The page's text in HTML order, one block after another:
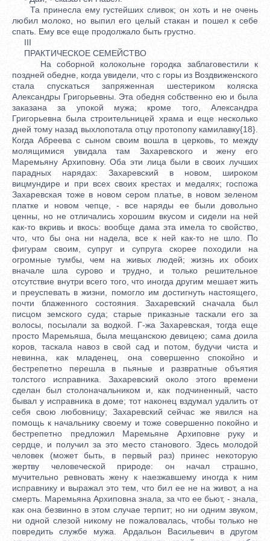
Та принесла ему густейших сливок; он хоть и не очень
любил молоко, но выпил его целый стакан и пошел к себе
спать. Ему все еще продолжало быть грустно.
III
ПРАКТИЧЕСКОЕ СЕМЕЙСТВО
На соборной колокольне городка заблаговестили к
поздней обедне, когда увидели, что с горы из Воздвиженского
стала спускаться запряженная шестериком коляска
Александры Григорьевны. Эта обедня собственно ею и была
заказана за упокой мужа; кроме того, Александра
Григорьевна была строительницей храма и еще несколько
дней тому назад выхлопотала отцу протопопу камилавку{18}.
Когда Абреева с сыном своим вошла в церковь, то между
молящимися увидала там Захаревского и жену его
Маремьяну Архиповну. Оба эти лица были в своих лучших
парадных нарядах: Захаревский в новом, широком
вицмундире и при всех своих крестах и медалях; госпожа
Захаревская тоже в новом сером платье, в новом зеленом
платке и новом чепце, - все наряды ее были довольно
ценны, но не отличались хорошим вкусом и сидели на ней
как-то вкривь и вкось: вообще дама эта имела то свойство,
что, что бы она ни надела, все к ней как-то не шло. По
фигурам своим, супруг и супруга скорее походили на
огромные тумбы, чем на живых людей; жизнь их обоих
вначале шла сурово и трудно, и только решительное
отсутствие внутри всего того, что иногда другим мешает жить
и преуспевать в жизни, помогло им достигнуть настоящего,
почти блаженного состояния. Захаревский сначала был
писцом земского суда; старые приказные таскали его за
волосы, посылали за водкой. Г-жа Захаревская, тогда еще
просто Маремьяша, была мещанскою девицею; сама доила
коров, таскала навоз в свой сад и потом, будучи чиста и
невинна, как младенец, она совершенно спокойно и
бестрепетно перешла в пьяные и развратные объятия
толстого исправника. Захаревский около этого времени
сделан был столоначальником и, как подчиненный, часто
бывал у исправника в доме; тот наконец вздумал удалить от
себя свою любовницу; Захаревский сейчас же явился на
помощь к начальнику своему и тоже совершенно покойно и
бестрепетно предложил Маремьяне Архиповне руку и
сердце, и получил за это место станового. Здесь молодой
человек (может быть, в первый раз) принес некоторую
жертву человеческой природе: он начал страшно,
мучительно ревновать жену к наезжавшему иногда к ним
исправнику и выражал это тем, что бил ее не на живот, а на
смерть. Маремьяна Архиповна знала, за что ее бьют, - знала,
как она безвинно в этом случае терпит; но ни одним звуком,
ни одной слезой никому не пожаловалась, чтобы только не
повредить службе мужа. Ардальон Васильевич в другом